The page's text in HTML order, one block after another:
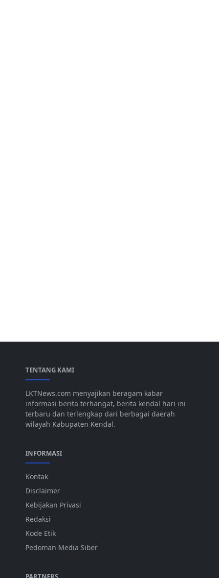
TENTANG KAMI
LKTNews.com menyajikan beragam kabar
informasi berita terhangat, berita kendal hari ini
terbaru dan terlengkap dari berbagai daerah
wilayah Kabupaten Kendal.
INFORMASI
Kontak
Disclaimer
Kebijakan Privasi
Redaksi
Kode Etik
Pedoman Media Siber